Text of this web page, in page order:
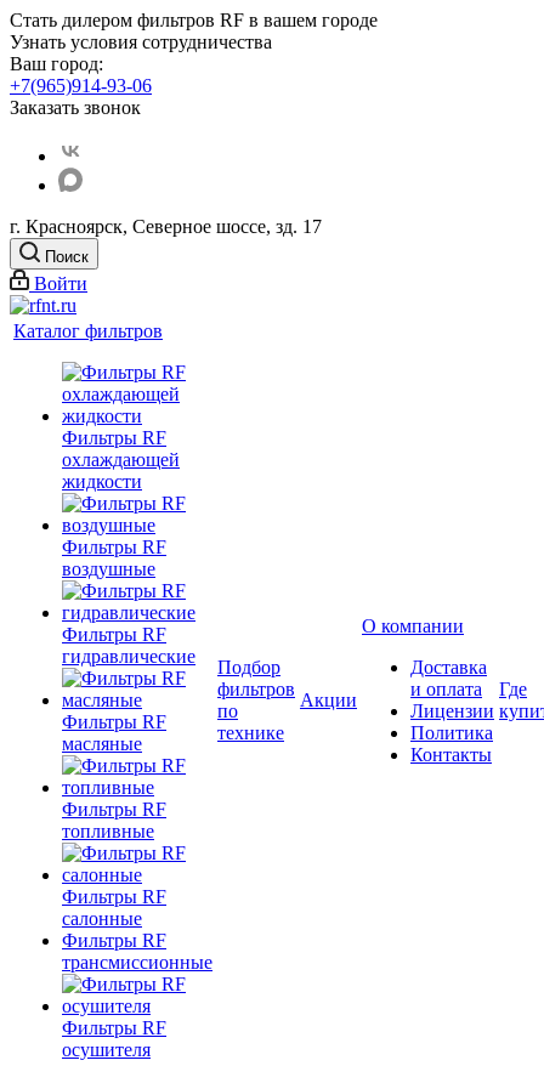
Стать дилером фильтров RF в вашем городе
Узнать условия сотрудничества
Ваш город:
+7(965)914-93-06
Заказать звонок
г. Красноярск, Северное шоссе, зд. 17
Поиск
Войти
Каталог фильтров
Фильтры RF
охлаждающей
жидкости
Фильтры RF
воздушные
Фильтры RF
гидравлические
Фильтры RF
масляные
Фильтры RF
топливные
Фильтры RF
салонные
Фильтры RF
трансмиссионные
Фильтры RF
осушителя
Подбор
фильтров
по
технике
Акции
О компании
Доставка
и оплата
Лицензии
Политика
Контакты
Где